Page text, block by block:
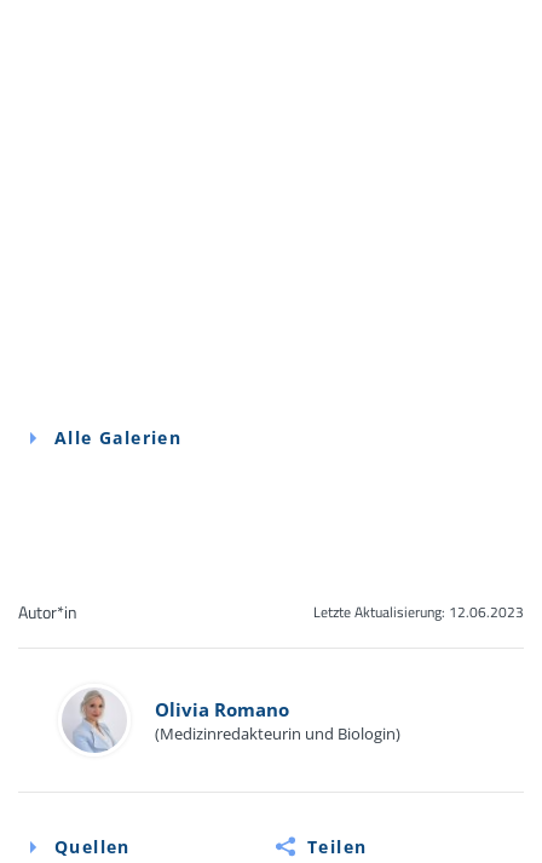
Alle Galerien
Letzte Aktualisierung: 12.06.2023
Autor*in
Olivia Romano
(Medizinredakteurin und Biologin)
Quellen Teilen